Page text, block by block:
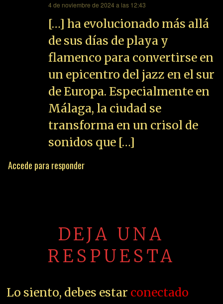
4 de noviembre de 2024 a las 12:43
[…] ha evolucionado más allá
de sus días de playa y
flamenco para convertirse en
un epicentro del jazz en el sur
de Europa. Especialmente en
Málaga, la ciudad se
transforma en un crisol de
sonidos que […]
Accede para responder
DEJA UNA
RESPUESTA
Lo siento, debes estar conectado